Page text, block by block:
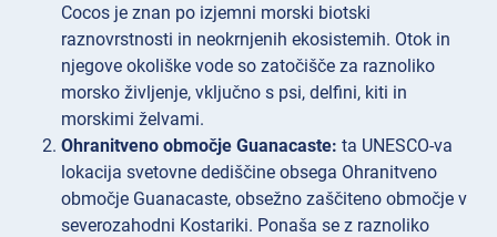
Cocos je znan po izjemni morski biotski
raznovrstnosti in neokrnjenih ekosistemih. Otok in
njegove okoliške vode so zatočišče za raznoliko
morsko življenje, vključno s psi, delfini, kiti in
morskimi želvami.
Ohranitveno območje Guanacaste: ta UNESCO-va
lokacija svetovne dediščine obsega Ohranitveno
območje Guanacaste, obsežno zaščiteno območje v
severozahodni Kostariki. Ponaša se z raznoliko